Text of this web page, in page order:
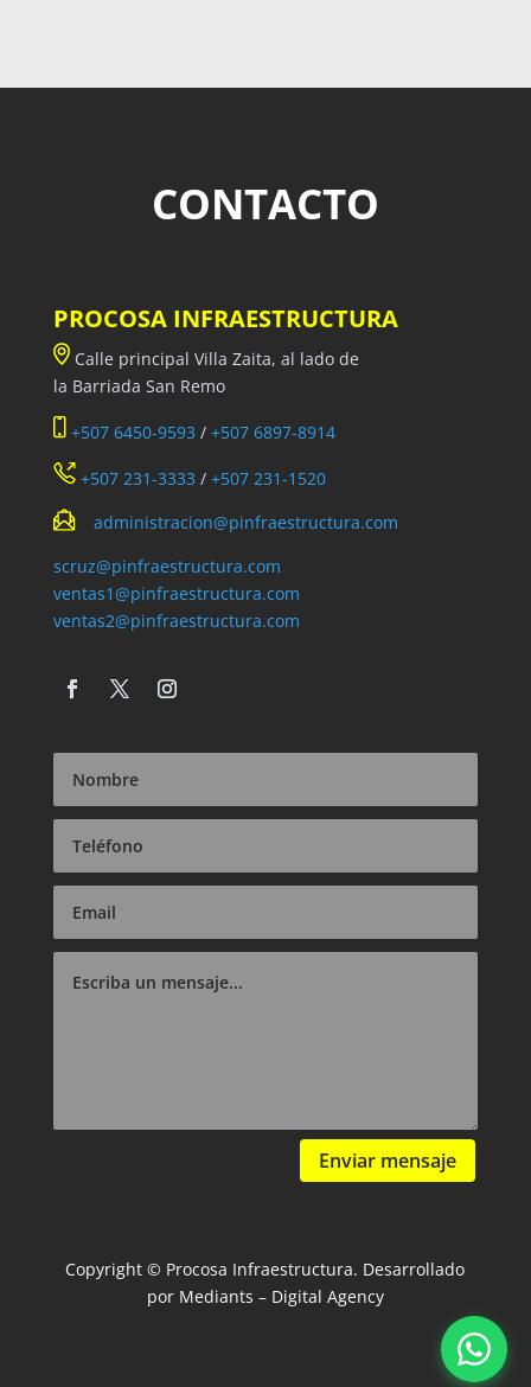
CONTACTO
PROCOSA INFRAESTRUCTURA
Calle principal Villa Zaita, al lado de
la Barriada San Remo
+507 6450-9593 / +507 6897-8914
+507 231-3333 / +507 231-1520
administracion@pinfraestructura.com
scruz@pinfraestructura.com
ventas1@pinfraestructura.com
ventas2@pinfraestructura.com
Enviar mensaje
Copyright © Procosa Infraestructura. Desarrollado
por Mediants – Digital Agency